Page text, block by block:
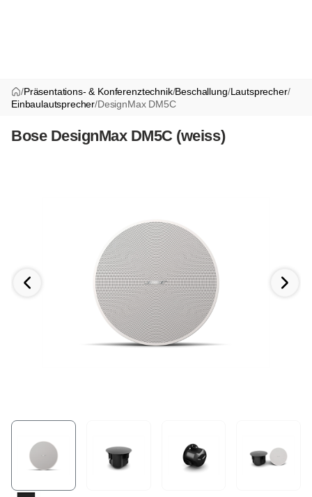
/Präsentations- & Konferenztechnik/Beschallung/Lautsprecher/
Einbaulautsprecher/DesignMax DM5C
Bose DesignMax DM5C (weiss)